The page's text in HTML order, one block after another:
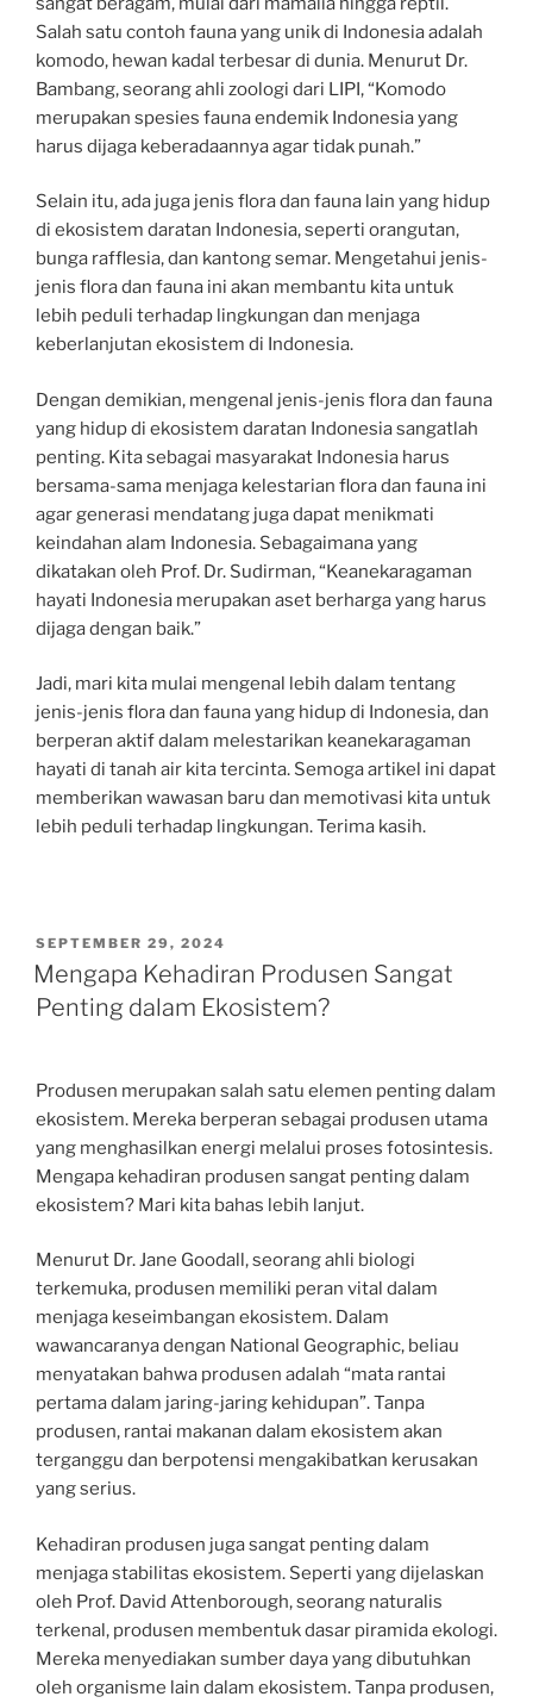
Salah satu contoh fauna yang unik di Indonesia adalah
komodo, hewan kadal terbesar di dunia. Menurut Dr.
Bambang, seorang ahli zoologi dari LIPI, “Komodo
merupakan spesies fauna endemik Indonesia yang
harus dijaga keberadaannya agar tidak punah.”
Selain itu, ada juga jenis flora dan fauna lain yang hidup
di ekosistem daratan Indonesia, seperti orangutan,
bunga rafflesia, dan kantong semar. Mengetahui jenis-
jenis flora dan fauna ini akan membantu kita untuk
lebih peduli terhadap lingkungan dan menjaga
keberlanjutan ekosistem di Indonesia.
Dengan demikian, mengenal jenis-jenis flora dan fauna
yang hidup di ekosistem daratan Indonesia sangatlah
penting. Kita sebagai masyarakat Indonesia harus
bersama-sama menjaga kelestarian flora dan fauna ini
agar generasi mendatang juga dapat menikmati
keindahan alam Indonesia. Sebagaimana yang
dikatakan oleh Prof. Dr. Sudirman, “Keanekaragaman
hayati Indonesia merupakan aset berharga yang harus
dijaga dengan baik.”
Jadi, mari kita mulai mengenal lebih dalam tentang
jenis-jenis flora dan fauna yang hidup di Indonesia, dan
berperan aktif dalam melestarikan keanekaragaman
hayati di tanah air kita tercinta. Semoga artikel ini dapat
memberikan wawasan baru dan memotivasi kita untuk
lebih peduli terhadap lingkungan. Terima kasih.
POSTED
ON
SEPTEMBER 29, 2024
Mengapa Kehadiran Produsen Sangat
Penting dalam Ekosistem?
Produsen merupakan salah satu elemen penting dalam
ekosistem. Mereka berperan sebagai produsen utama
yang menghasilkan energi melalui proses fotosintesis.
Mengapa kehadiran produsen sangat penting dalam
ekosistem? Mari kita bahas lebih lanjut.
Menurut Dr. Jane Goodall, seorang ahli biologi
terkemuka, produsen memiliki peran vital dalam
menjaga keseimbangan ekosistem. Dalam
wawancaranya dengan National Geographic, beliau
menyatakan bahwa produsen adalah “mata rantai
pertama dalam jaring-jaring kehidupan”. Tanpa
produsen, rantai makanan dalam ekosistem akan
terganggu dan berpotensi mengakibatkan kerusakan
yang serius.
Kehadiran produsen juga sangat penting dalam
menjaga stabilitas ekosistem. Seperti yang dijelaskan
oleh Prof. David Attenborough, seorang naturalis
terkenal, produsen membentuk dasar piramida ekologi.
Mereka menyediakan sumber daya yang dibutuhkan
oleh organisme lain dalam ekosistem. Tanpa produsen,